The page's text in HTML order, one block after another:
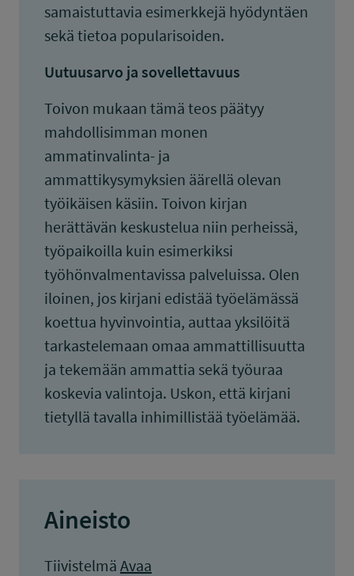
samaistuttavia esimerkkejä hyödyntäen
sekä tietoa popularisoiden.
Uutuusarvo ja sovellettavuus
Toivon mukaan tämä teos päätyy
mahdollisimman monen
ammatinvalinta- ja
ammattikysymyksien äärellä olevan
työikäisen käsiin. Toivon kirjan
herättävän keskustelua niin perheissä,
työpaikoilla kuin esimerkiksi
työhönvalmentavissa palveluissa. Olen
iloinen, jos kirjani edistää työelämässä
koettua hyvinvointia, auttaa yksilöitä
tarkastelemaan omaa ammattillisuutta
ja tekemään ammattia sekä työuraa
koskevia valintoja. Uskon, että kirjani
tietyllä tavalla inhimillistää työelämää.
Aineisto
Tiivistelmä Avaa